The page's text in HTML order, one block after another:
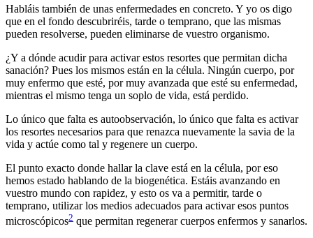
Habláis también de unas enfermedades en concreto. Y yo os digo
que en el fondo descubriréis, tarde o temprano, que las mismas
pueden resolverse, pueden eliminarse de vuestro organismo.
¿Y a dónde acudir para activar estos resortes que permitan dicha
sanación? Pues los mismos están en la célula. Ningún cuerpo, por
muy enfermo que esté, por muy avanzada que esté su enfermedad,
mientras el mismo tenga un soplo de vida, está perdido.
Lo único que falta es autoobservación, lo único que falta es activar
los resortes necesarios para que renazca nuevamente la savia de la
vida y actúe como tal y regenere un cuerpo.
El punto exacto donde hallar la clave está en la célula, por eso
hemos estado hablando de la biogenética. Estáis avanzando en
vuestro mundo con rapidez, y esto os va a permitir, tarde o
temprano, utilizar los medios adecuados para activar esos puntos
microscópicos2 que permitan regenerar cuerpos enfermos y sanarlos.